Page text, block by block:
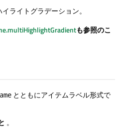
ライトグラデーション。
も参照のこ
とともにアイテムラベル形式で
。